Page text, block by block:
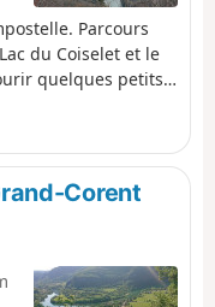
Parcours
du Coiselet et le
quelques petits
Corent